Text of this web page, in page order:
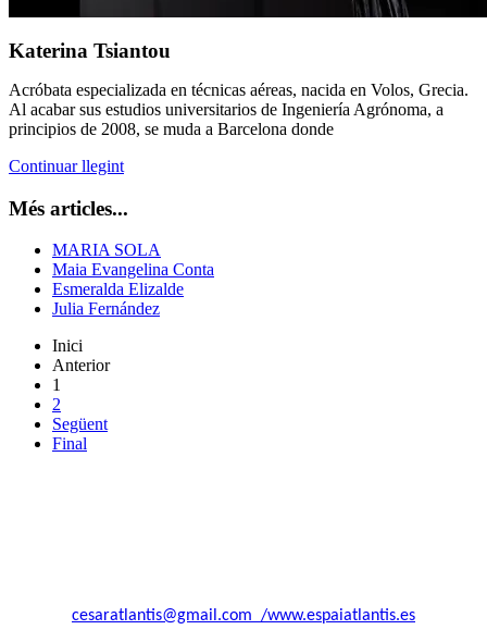
Katerina Tsiantou
Acróbata especializada en técnicas aéreas, nacida en Volos, Grecia.
Al acabar sus estudios universitarios de Ingeniería Agrónoma, a
principios de 2008, se muda a Barcelona donde
Continuar llegint
Més articles...
MARIA SOLA
Maia Evangelina Conta
Esmeralda Elizalde
Julia Fernández
Inici
Anterior
1
2
Següent
Final
cesaratlantis@gmail.com /www.espaiatlantis.es